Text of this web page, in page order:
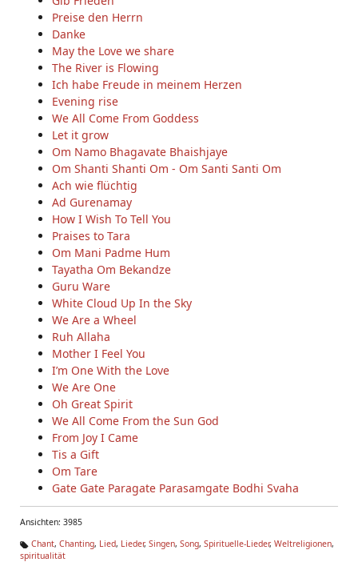
Preise den Herrn
Danke
May the Love we share
The River is Flowing
Ich habe Freude in meinem Herzen
Evening rise
We All Come From Goddess
Let it grow
Om Namo Bhagavate Bhaishjaye
Om Shanti Shanti Om - Om Santi Santi Om
Ach wie flüchtig
Ad Gurenamay
How I Wish To Tell You
Praises to Tara
Om Mani Padme Hum
Tayatha Om Bekandze
Guru Ware
White Cloud Up In the Sky
We Are a Wheel
Ruh Allaha
Mother I Feel You
I’m One With the Love
We Are One
Oh Great Spirit
We All Come From the Sun God
From Joy I Came
Tis a Gift
Om Tare
Gate Gate Paragate Parasamgate Bodhi Svaha
Ansichten: 3985
Ta
Chant, Chanting, Lied, Lieder, Singen, Song, Spirituelle-Lieder, Weltreligionen,
spiritualität